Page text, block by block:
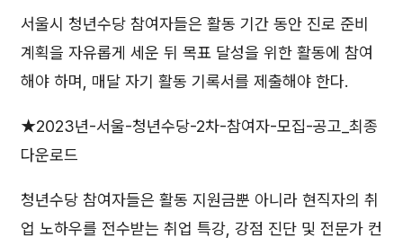
서울시 청년수당 참여자들은 활동 기간 동안 진로 준비
계획을 자유롭게 세운 뒤 목표 달성을 위한 활동에 참여
해야 하며, 매달 자기 활동 기록서를 제출해야 한다.
★2023년-서울-청년수당-2차-참여자-모집-공고_최종
다운로드
청년수당 참여자들은 활동 지원금뿐 아니라 현직자의 취
업 노하우를 전수받는 취업 특강, 강점 진단 및 전문가 컨